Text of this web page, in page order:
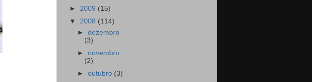
► 2009 (15)
▼ 2008 (114)
►dezembro
(3)
► novembro
(2)
►outubro (3)